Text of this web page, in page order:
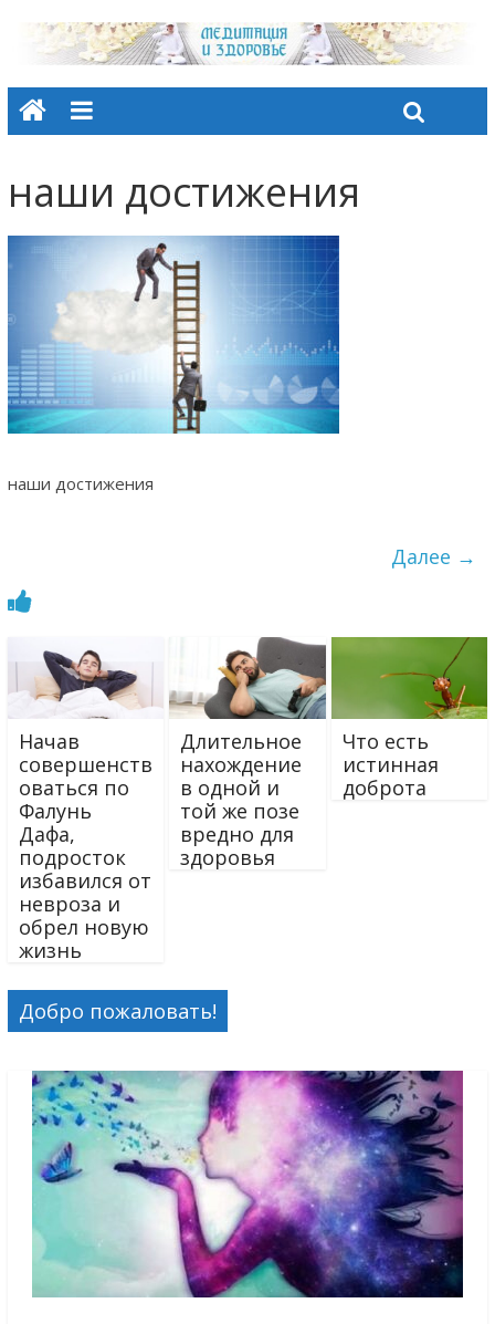
наши достижения
наши достижения
Далее →
Начав
совершенств
оваться по
Фалунь
Дафа,
подросток
избавился от
невроза и
обрел новую
жизнь
Длительное
нахождение
в одной и
той же позе
вредно для
здоровья
Что есть
истинная
доброта
Добро пожаловать!